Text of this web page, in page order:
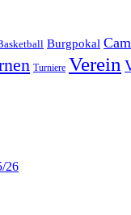
26
Burgpokal
Turniere Verein